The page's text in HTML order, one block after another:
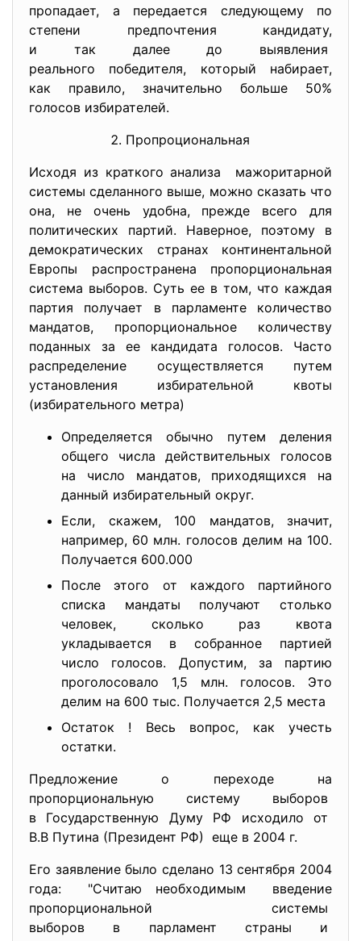
пропадает, а передается следующему по
степени предпочтения кандидату,
и так далее до выявления
реального победителя, который набирает,
как правило, значительно больше 50%
голосов избирателей.
Пропроциональная
Исходя из краткого анализа мажоритарной
системы сделанного выше, можно сказать что
она, не очень удобна, прежде всего для
политических партий. Наверное, поэтому в
демократических странах континентальной
Европы распространена пропорциональная
система выборов. Суть ее в том, что каждая
партия получает в парламенте количество
мандатов, пропорциональное количеству
поданных за ее кандидата голосов. Часто
распределение осуществляется путем
установления избирательной квоты
(избирательного метра)
Определяется обычно путем деления
общего числа действительных голосов
на число мандатов, приходящихся на
данный избирательный округ.
Если, скажем, 100 мандатов, значит,
например, 60 млн. голосов делим на 100.
Получается 600.000
После этого от каждого партийного
списка мандаты получают столько
человек, сколько раз квота
укладывается в собранное партией
число голосов. Допустим, за партию
проголосовало 1,5 млн. голосов. Это
делим на 600 тыс. Получается 2,5 места
Остаток ! Весь вопрос, как учесть
остатки.
Предложение о переходе на
пропорциональную систему выборов
в Государственную Думу РФ исходило от
В.В Путина (Президент РФ) еще в 2004 г.
Его заявление было сделано 13 сентября 2004
года: "Считаю необходимым введение
пропорциональной системы
выборов в парламент страны и